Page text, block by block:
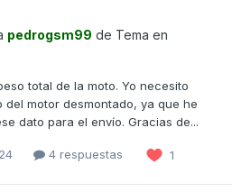
pedrogsm99 de Tema en
total de la moto. Yo necesito
del motor desmontado, ya que he
dato para el envío. Gracias de...
4 respuestas 1